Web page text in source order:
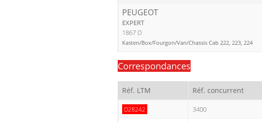
PEUGEOT
EXPERT
1867 D
Kasten/Box/Fourgon/Van/Chassis Cab 222, 223, 224
Correspondances
Réf. LTM Réf. concurrent
D28242 3400